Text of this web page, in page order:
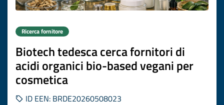
Ricerca fornitore
Biotech tedesca cerca fornitori di
acidi organici bio-based vegani per
cosmetica
ID EEN: BRDE20260508023